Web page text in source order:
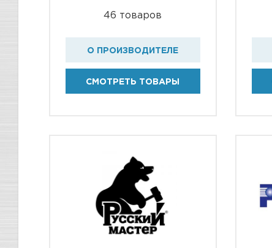
46 товаров
О ПРОИЗВОДИТЕЛЕ
СМОТРЕТЬ ТОВАРЫ